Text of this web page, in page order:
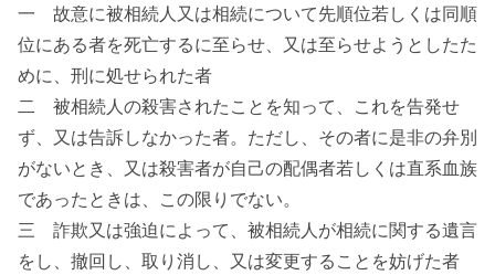
一 故意に被相続人又は相続について先順位若しくは同順
位にある者を死亡するに至らせ、又は至らせようとしたた
めに、刑に処せられた者
二 被相続人の殺害されたことを知って、これを告発せ
ず、又は告訴しなかった者。ただし、その者に是非の弁別
がないとき、又は殺害者が自己の配偶者若しくは直系血族
であったときは、この限りでない。
三 詐欺又は強迫によって、被相続人が相続に関する遺言
をし、撤回し、取り消し、又は変更することを妨げた者